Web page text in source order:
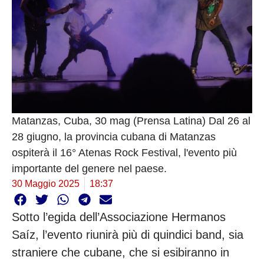
Matanzas, Cuba, 30 mag (Prensa Latina) Dal 26 al
28 giugno, la provincia cubana di Matanzas
ospiterà il 16° Atenas Rock Festival, l'evento più
importante del genere nel paese.
30 Maggio 2025 18:37
Sotto l’egida dell’Associazione Hermanos
Saíz, l’evento riunirà più di quindici band, sia
straniere che cubane, che si esibiranno in